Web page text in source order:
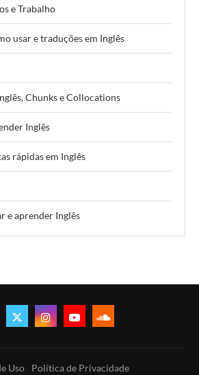
e Trabalho
usar e traduções em Inglês
Chunks e Collocations
Inglês
rápidas em Inglês
e aprender Inglês
Uso Política de Privacidade